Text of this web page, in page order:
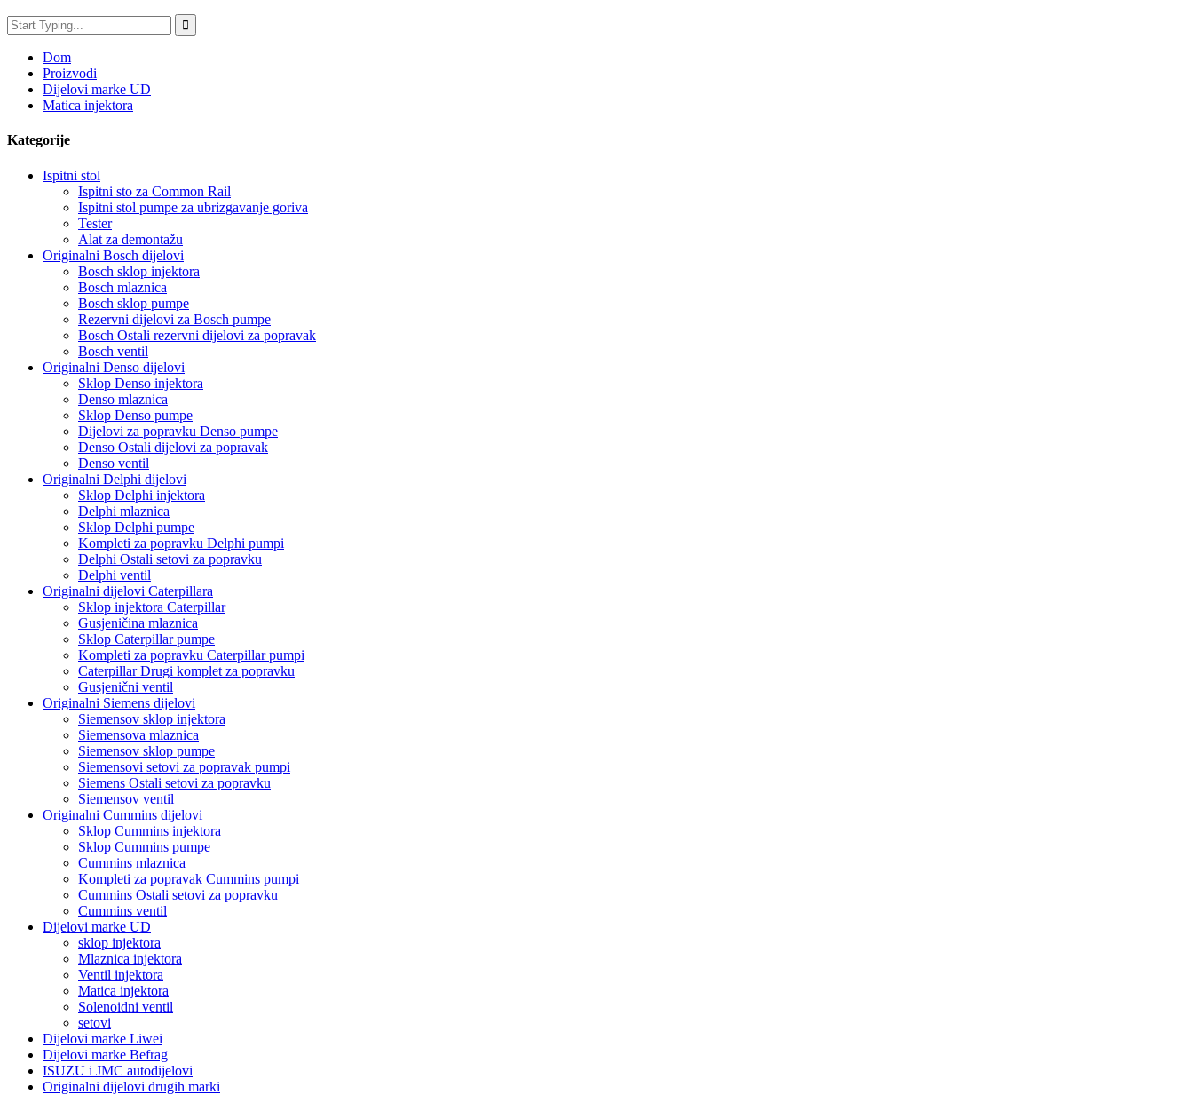
Dom
Proizvodi
Dijelovi marke UD
Matica injektora
Kategorije
Ispitni stol
Ispitni sto za Common Rail
Ispitni stol pumpe za ubrizgavanje goriva
Tester
Alat za demontažu
Originalni Bosch dijelovi
Bosch sklop injektora
Bosch mlaznica
Bosch sklop pumpe
Rezervni dijelovi za Bosch pumpe
Bosch Ostali rezervni dijelovi za popravak
Bosch ventil
Originalni Denso dijelovi
Sklop Denso injektora
Denso mlaznica
Sklop Denso pumpe
Dijelovi za popravku Denso pumpe
Denso Ostali dijelovi za popravak
Denso ventil
Originalni Delphi dijelovi
Sklop Delphi injektora
Delphi mlaznica
Sklop Delphi pumpe
Kompleti za popravku Delphi pumpi
Delphi Ostali setovi za popravku
Delphi ventil
Originalni dijelovi Caterpillara
Sklop injektora Caterpillar
Gusjeničina mlaznica
Sklop Caterpillar pumpe
Kompleti za popravku Caterpillar pumpi
Caterpillar Drugi komplet za popravku
Gusjenični ventil
Originalni Siemens dijelovi
Siemensov sklop injektora
Siemensova mlaznica
Siemensov sklop pumpe
Siemensovi setovi za popravak pumpi
Siemens Ostali setovi za popravku
Siemensov ventil
Originalni Cummins dijelovi
Sklop Cummins injektora
Sklop Cummins pumpe
Cummins mlaznica
Kompleti za popravak Cummins pumpi
Cummins Ostali setovi za popravku
Cummins ventil
Dijelovi marke UD
sklop injektora
Mlaznica injektora
Ventil injektora
Matica injektora
Solenoidni ventil
setovi
Dijelovi marke Liwei
Dijelovi marke Befrag
ISUZU i JMC autodijelovi
Originalni dijelovi drugih marki